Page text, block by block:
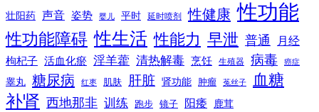
壮阳药 声音 姿势 婴儿 平时 延时喷剂 性健康 性功能
性功能障碍 性生活 性能力 早泄 普通 月经
枸杞子 活血化瘀 淫羊藿 清热解毒 烹饪 生殖器 病毒 癌症
睾丸 糖尿病 红枣 肌肤 肝脏 肾功能 肿瘤 菟丝子 血糖
补肾 西地那非 训练 跑步 镜子 阳痿 鹿茸